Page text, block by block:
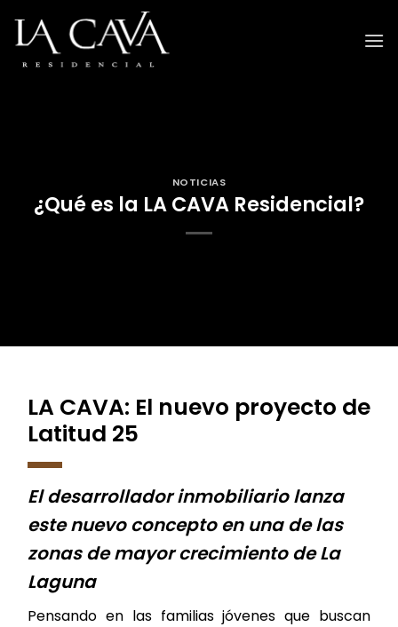
content
NOTICIAS
¿Qué es la LA CAVA Residencial?
LA CAVA: El nuevo proyecto de
Latitud 25
El desarrollador inmobiliario lanza
este nuevo concepto en una de las
zonas de mayor crecimiento de La
Laguna
Pensando en las familias jóvenes que buscan